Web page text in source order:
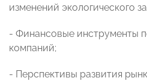
изменений экологического
- Финансовые инструменты
компаний;
- Перспективы развития